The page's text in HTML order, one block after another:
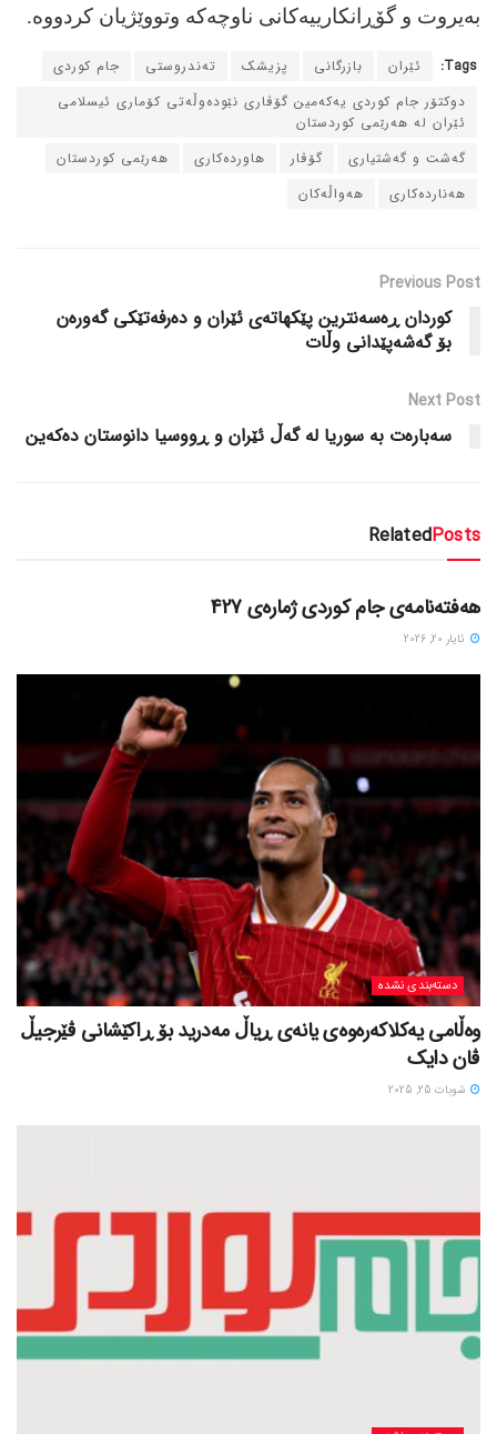
به‌یروت و گۆڕانکارییه‌کانی ناوچه‌که‌ وتووێژیان کردووه‌.
Tags: ئێران بازرگانی پزیشک ته‌ندروستی
جام کوردی
دوکتۆر جام کوردی یه‌که‌مین گۆڤاری نێوده‌وڵه‌تی کۆماری ئیسلامی
ئێران له‌ هه‌رێمی کوردستان
گه‌شت و گه‌شتیاری
گۆڤار هاورده‌کاری
هه‌رێمی کوردستان
هه‌نارده‌کاری
هه‌واڵه‌کان
Previous Post
کوردان ڕه‌سه‌نترین پێکهاته‌ی ئێران و ده‌رفه‌تێکی گه‌وره‌ن
بۆ گه‌شه‌پێدانی وڵات
Next Post
سه‌باره‌ت به‌ سوریا له‌ گه‌ڵ ئێران و ڕووسیا دانوستان ده‌که‌ین
RelatedPosts
دسته‌بندی نشده
هەفتەنامەی جام کوردی ژمارەی 427
ئایار 20, 2026
دسته‌بندی نشده
وەڵامی یەکلاکەرەوەی یانەی ڕیاڵ مەدرید بۆ ڕاکێشانی ڤێرجیڵ
ڤان دایک
شوبات 25, 2025